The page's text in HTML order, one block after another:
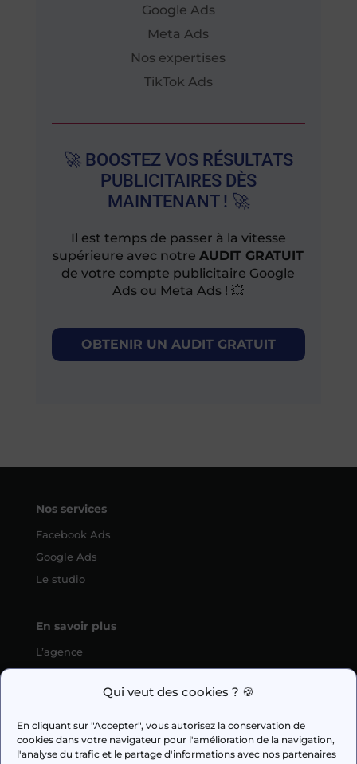
Qui veut des cookies ? 🍪
En cliquant sur "Accepter", vous autorisez la conservation de
cookies dans votre navigateur pour l'amélioration de la navigation,
l'analyse du trafic et le partage d'informations avec nos partenaires
Google Ads
Meta Ads
Nos expertises
TikTok Ads
🚀 BOOSTEZ VOS RÉSULTATS
PUBLICITAIRES DÈS
MAINTENANT ! 🚀
Il est temps de passer à la vitesse
supérieure avec notreAUDIT GRATUIT
de votre compte publicitaire Google
Ads ou Meta Ads ! 💥
OBTENIR UN AUDIT GRATUIT
Nos services
Facebook Ads
Google Ads
Le studio
En savoir plus
L’agence
  